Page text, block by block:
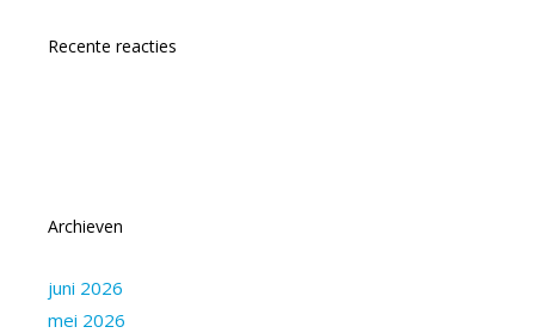
Recente reacties
Archieven
juni 2026
mei 2026